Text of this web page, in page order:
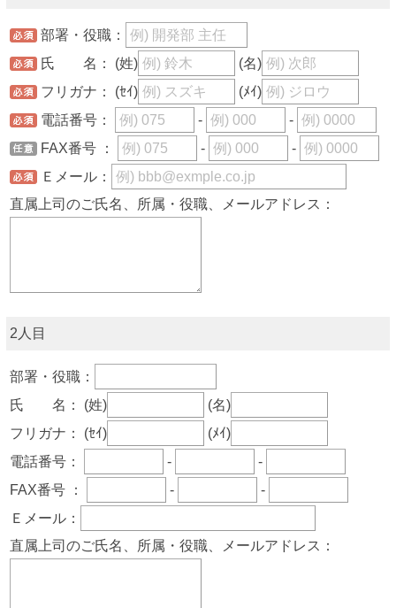
部署・役職：
氏 名：
(姓)
(名)
フリガナ：
(ｾｲ)
(ﾒｲ)
電話番号：
-
-
FAX番号 ：
-
-
Ｅメール：
直属上司のご氏名、所属・役職、メールアドレス：
2人目
部署・役職：
氏 名：
(姓)
(名)
フリガナ：
(ｾｲ)
(ﾒｲ)
電話番号：
-
-
FAX番号 ：
-
-
Ｅメール：
直属上司のご氏名、所属・役職、メールアドレス：